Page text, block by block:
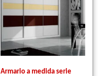
Armario a medida serie